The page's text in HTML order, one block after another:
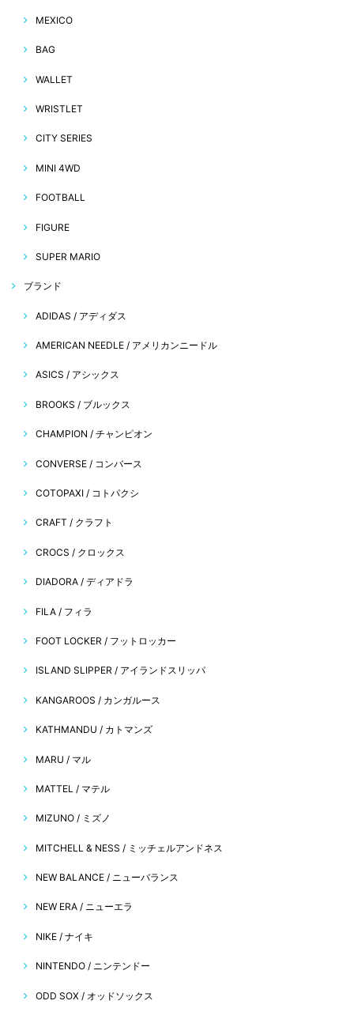
MEXICO
BAG
WALLET
WRISTLET
CITY SERIES
MINI 4WD
FOOTBALL
FIGURE
SUPER MARIO
ブランド
ADIDAS / アディダス
AMERICAN NEEDLE / アメリカンニードル
ASICS / アシックス
BROOKS / ブルックス
CHAMPION / チャンピオン
CONVERSE / コンバース
COTOPAXI / コトパクシ
CRAFT / クラフト
CROCS / クロックス
DIADORA / ディアドラ
FILA / フィラ
FOOT LOCKER / フットロッカー
ISLAND SLIPPER / アイランドスリッパ
KANGAROOS / カンガルース
KATHMANDU / カトマンズ
MARU / マル
MATTEL / マテル
MIZUNO / ミズノ
MITCHELL & NESS / ミッチェルアンドネス
NEW BALANCE / ニューバランス
NEW ERA / ニューエラ
NIKE / ナイキ
NINTENDO / ニンテンドー
ODD SOX / オッドソックス